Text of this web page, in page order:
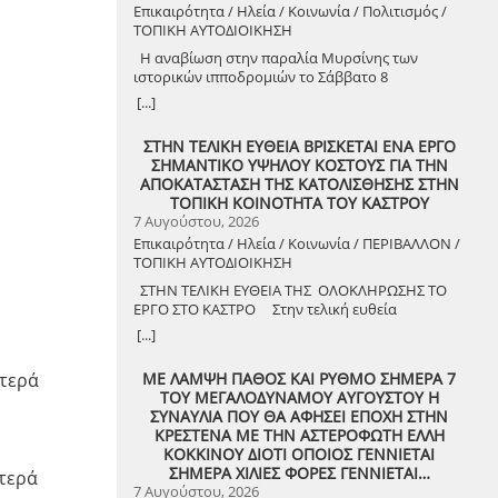
Επικαιρότητα / Ηλεία / Κοινωνία / Πολιτισμός /
ΤΟΠΙΚΗ ΑΥΤΟΔΙΟΙΚΗΣΗ
Η αναβίωση στην παραλία Μυρσίνης των
ιστορικών ιπποδρομιών το Σάββατο 8
Αυγούστου 2026
[...]
ΣΤΗΝ ΤΕΛΙΚΗ ΕΥΘΕΙΑ ΒΡΙΣΚΕΤΑΙ ΕΝΑ ΕΡΓΟ
ΣΗΜΑΝΤΙΚΟ ΥΨΗΛΟΥ ΚΟΣΤΟΥΣ ΓΙΑ ΤΗΝ
ΑΠΟΚΑΤΑΣΤΑΣΗ ΤΗΣ ΚΑΤΟΛΙΣΘΗΣΗΣ ΣΤΗΝ
ΤΟΠΙΚΗ ΚΟΙΝΟΤΗΤΑ ΤΟΥ ΚΑΣΤΡΟΥ
7 Αυγούστου, 2026
Επικαιρότητα / Ηλεία / Κοινωνία / ΠΕΡΙΒΑΛΛΟΝ /
ΤΟΠΙΚΗ ΑΥΤΟΔΙΟΙΚΗΣΗ
ΣΤΗΝ ΤΕΛΙΚΗ ΕΥΘΕΙΑ ΤΗΣ ΟΛΟΚΛΗΡΩΣΗΣ ΤΟ
ΕΡΓΟ ΣΤΟ ΚΑΣΤΡΟ Στην τελική ευθεία
ολοκλήρωσης βρίσκεται το κρίσιμο έργο
αποκατάστασης της κατολίσθησης στην Τ.Κ.
ευρώ. Έπειτα από αυτοψία που πραγματοποίησε
ο Δήμαρχος Ανδραβίδας-Κυλλήνης, Γιάννης
Λέντζας, μαζί με κλιμάκιο της Τεχνικής Υπηρεσίας
και εκπροσώπους της δημοτικής αρχής,
διαπιστώθηκε πως οι παρεμβάσεις προχωρούν
άμεσα και αυστηρά εντός των
[...]
ΜΕ ΛΑΜΨΗ ΠΑΘΟΣ ΚΑΙ ΡΥΘΜΟ ΣΗΜΕΡΑ 7
ΤΟΥ ΜΕΓΑΛΟΔΥΝΑΜΟΥ ΑΥΓΟΥΣΤΟΥ Η
ΣΥΝΑΥΛΙΑ ΠΟΥ ΘΑ ΑΦΗΣΕΙ ΕΠΟΧΗ ΣΤΗΝ
ΚΡΕΣΤΕΝΑ ΜΕ ΤΗΝ ΑΣΤΕΡΟΦΩΤΗ ΕΛΛΗ
ΚΟΚΚΙΝΟΥ ΔΙΟΤΙ ΟΠΟΙΟΣ ΓΕΝΝΙΕΤΑΙ
ΣΗΜΕΡΑ ΧΙΛΙΕΣ ΦΟΡΕΣ ΓΕΝΝΙΕΤΑΙ…
7 Αυγούστου, 2026